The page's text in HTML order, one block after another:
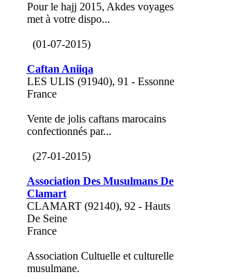
Pour le hajj 2015, Akdes voyages
met à votre dispo...
(01-07-2015)
Caftan Aniiqa
LES ULIS (91940), 91 - Essonne
France
Vente de jolis caftans marocains
confectionnés par...
(27-01-2015)
Association Des Musulmans De
Clamart
CLAMART (92140), 92 - Hauts
De Seine
France
Association Cultuelle et culturelle
musulmane.